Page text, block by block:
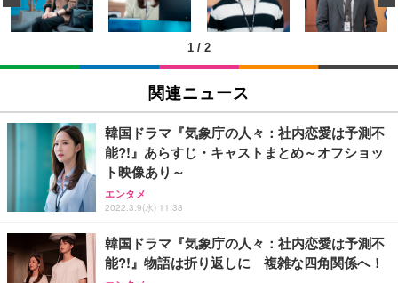
ン樹脂ベース 通気性メッシュ 在宅ワーク H-WY01
(黒網+黒枠+黒足)
￥5,699
SIHOO B100 オフィスチェア／デスクチェア メッシ
ュチェア 人間工学 疲れない ブラック
￥27,999
Sezlife オフィスチェア デスクチェア 疲れない テレ
ワーク チェア 強化バックレスト 30度ロッキング機
能 人間工学 椅子 腰サポート 90度跳ね上げ式アーム
レスト 3Dヘッドレスト ハンガー付き 高反発クッシ
務用 おしゃれ パソコンチェア (ブラック)
Sezlife オフィスチェア デスクチェア 疲れない テレ
￥105,595
EIZO ビジネス向けプレミアムモニター | FlexScan
【純正品】27"ゲーミングモニター DualSense 充電
フック付き（CFI-ZDM1J）
￥49,979
【整備済み品】Dell E2724HS 27インチ 液晶モニタ
￥3,373
Amazonベーシック ペットシーツ 厚型 ワイド 42枚
x2袋(84枚) ホワイト(吸収面:ライトブルー)
￥3,234
ネオ・ルーライフ ネオ・オムツ L 中型犬用 26枚入
り 単品
￥1,800
Smart Basic(スマートベーシック) 【Amazon.co.jp
1 / 2
関連ニュース
韓国ドラマ『気象庁の人々：社内恋愛は予測不
能?!』あらすじ・キャストまとめ～オフショッ
ト映像あり～
エンタメ
2022.3.9(水) 11:38
韓国ドラマ『気象庁の人々：社内恋愛は予測不
能?!』物語は折り返しに 複雑な四角関係へ！